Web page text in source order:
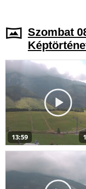
Szombat
13:59